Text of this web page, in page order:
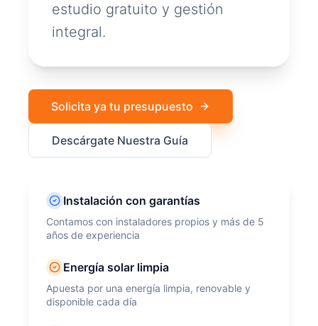
estudio gratuito y gestión
integral.
Solicita ya tu presupuesto
Descárgate Nuestra Guía
Instalación con garantías
Contamos con instaladores propios y más de 5
años de experiencia
Energía solar limpia
Apuesta por una energía limpia, renovable y
disponible cada día